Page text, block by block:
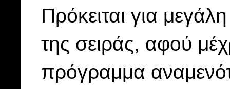
Πρόκειται για
της σειράς, αφού
πρόγραμμα